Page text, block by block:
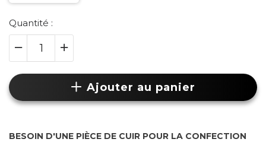
Quantité :
Ajouter au panier
BESOIN D'UNE PIÈCE DE CUIR POUR LA CONFECTION